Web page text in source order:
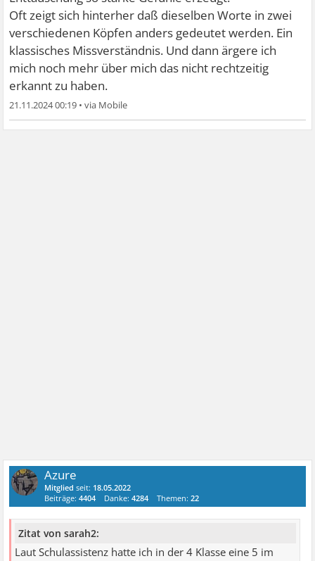
Oft zeigt sich hinterher daß dieselben Worte in zwei
verschiedenen Köpfen anders gedeutet werden. Ein
klassisches Missverständnis. Und dann ärgere ich
mich noch mehr über mich das nicht rechtzeitig
erkannt zu haben.
21.11.2024 00:19 •
Azure
Mitglied seit: 18.05.2022
Beiträge:4404 Danke:4284 Themen:22
Zitat von sarah2:
Laut Schulassistenz hatte ich in der 4 Klasse eine 5 im